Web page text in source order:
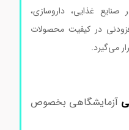
غذایی، داروسازی،
در کیفیت محصولات
بخصوص